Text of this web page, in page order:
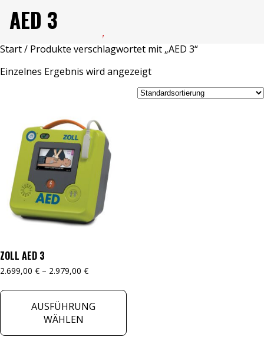
Start/ Produkte verschlagwortet mit „AED 3“
AED 3
Einzelnes Ergebnis wird angezeigt
ZOLL AED 3
2.699,00 € – 2.979,00 €
AUSFÜHRUNG
WÄHLEN